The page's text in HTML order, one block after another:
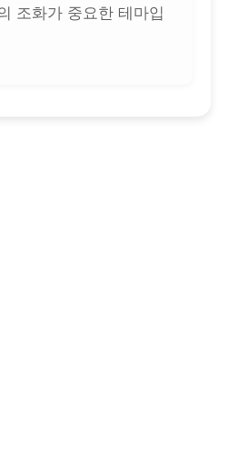
조화가 중요한 테마입